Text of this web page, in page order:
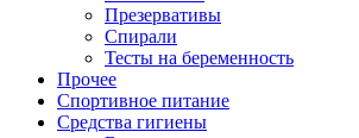
Презервативы
Спирали
Тесты на беременность
Прочее
Спортивное питание
Средства гигиены